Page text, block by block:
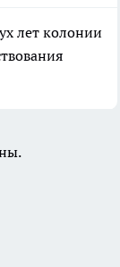
лет колонии